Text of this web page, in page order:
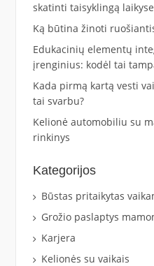
skatinti taisyklingą
Ką būtina žinoti
Edukacinių elementų
įrenginius: kodėl tai
Kada pirmą kartą vesti
tai svarbu?
Kelionė automobiliu su
rinkinys
Kategorijos
Būstas pritaikytas
Grožio paslaptys
Karjera
Kelionės su vaikais